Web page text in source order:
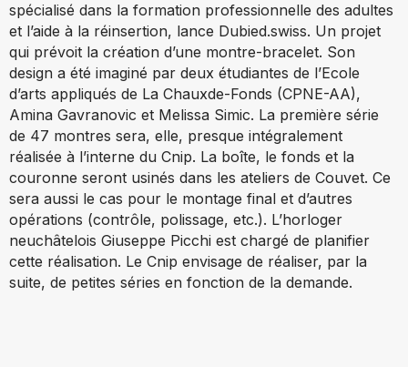
spécialisé dans la formation professionnelle des adultes
et l’aide à la réinsertion, lance Dubied.swiss. Un projet
qui prévoit la création d’une montre-bracelet. Son
design a été imaginé par deux étudiantes de l’Ecole
d’arts appliqués de La Chauxde-Fonds (CPNE-AA),
Amina Gavranovic et Melissa Simic. La première série
de 47 montres sera, elle, presque intégralement
réalisée à l’interne du Cnip. La boîte, le fonds et la
couronne seront usinés dans les ateliers de Couvet. Ce
sera aussi le cas pour le montage final et d’autres
opérations (contrôle, polissage, etc.). L’horloger
neuchâtelois Giuseppe Picchi est chargé de planifier
cette réalisation. Le Cnip envisage de réaliser, par la
suite, de petites séries en fonction de la demande.